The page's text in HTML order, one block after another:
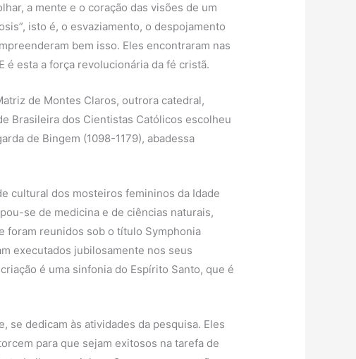
a mente e o coração das visões de um
isto é, o esvaziamento, o despojamento
bem isso. Eles encontraram nas
é esta a força revolucionária da fé cristã.
de Montes Claros, outrora catedral,
Brasileira dos Cientistas Católicos escolheu
de Bingem (1098-1179), abadessa
cultural dos mosteiros femininos da Idade
se de medicina e de ciências naturais,
foram reunidos sob o título Symphonia
executados jubilosamente nos seus
é uma sinfonia do Espírito Santo, que é
se dedicam às atividades da pesquisa. Eles
para que sejam exitosos na tarefa de